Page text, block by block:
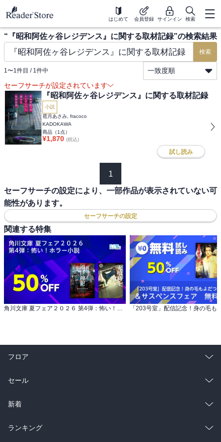
はじめて 会員登録 サインイン 検索
“ 『昭和阿佐ヶ谷レジデンス』に関する取材記録”の検索結果
検索
1〜1件目 / 1件中
一致度順
セーフサーチが設定されています
『昭和阿佐ヶ谷レジデンス』に関する取材記録
小説
雹月あさみ, fracoco
KADOKAWA
商品（1 点）
¥1,870 (税込)
試し読み
1
セーフサーチの設定により、一部作品が表示されていない可
能性があります。
セーフサーチの設定
関連する特集
角川文庫 夏フェア２０２６ 第4弾：怖い！ホラー小説
フロア
総合
ラノベ
雑誌・グラビア
セール
総合
ラノベ
新着
総合
ランキング